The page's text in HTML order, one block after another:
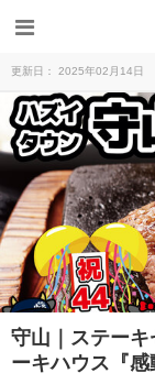
更新日： 2025年02月14日
守山｜ステー
ーキハウス『